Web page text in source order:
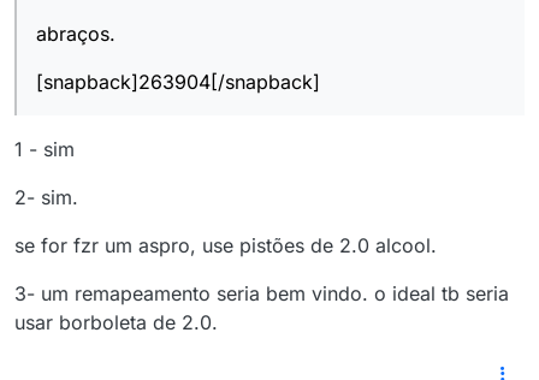
abraços.
[snapback]263904[/snapback]
1 - sim
2- sim.
se for fzr um aspro, use pistões de 2.0 alcool.
3- um remapeamento seria bem vindo. o ideal tb seria
usar borboleta de 2.0.